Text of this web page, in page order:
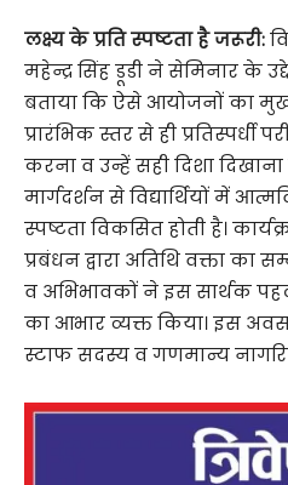
लक्ष्य के प्रति स्पष्टता है जरूरी:
महेन्द्र सिंह डूडी ने सेमिनार के
बताया कि ऐसे आयोजनों का मुख्य
प्रारंभिक स्तर से ही प्रतिस्पर्धी
करना व उन्हें सही दिशा
मार्गदर्शन से विद्यार्थियों में
स्पष्टता विकसित होती है।
प्रबंधन द्वारा अतिथि वक्ता का
व अभिभावकों ने इस सार्थक
का आभार व्यक्त किया। इस
स्टाफ सदस्य व गणमान्य